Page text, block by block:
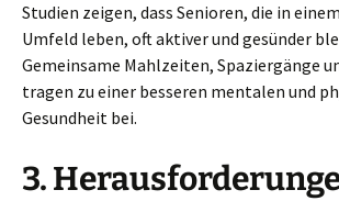
Studien zeigen, dass Senioren, die in
Umfeld leben, oft aktiver und gesünder
Gemeinsame Mahlzeiten, Spaziergänge
tragen zu einer besseren mentalen und
Gesundheit bei.
3.